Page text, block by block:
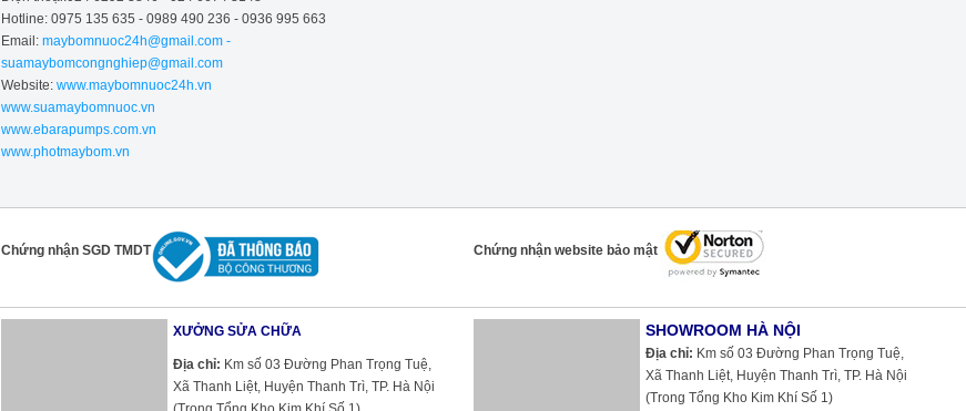
Hotline: 0975 135 635 - 0989 490 236 - 0936 995 663
Email: maybomnuoc24h@gmail.com -
suamaybomcongnghiep@gmail.com
Website:www.maybomnuoc24h.vn
www.suamaybomnuoc.vn
www.ebarapumps.com.vn
www.photmaybom.vn
Chứng nhận SGD TMDT Chứng nhận website bảo mật
XƯỞNG SỬA CHỮA
Địa chỉ: Km số 03 Đường Phan Trọng Tuệ,
Xã Thanh Liệt, Huyện Thanh Trì, TP. Hà Nội
SHOWROOM HÀ NỘI
Địa chỉ: Km số 03 Đường Phan Trọng Tuệ,
Xã Thanh Liệt, Huyện Thanh Trì, TP. Hà Nội
(Trong Tổng Kho Kim Khí Số 1)